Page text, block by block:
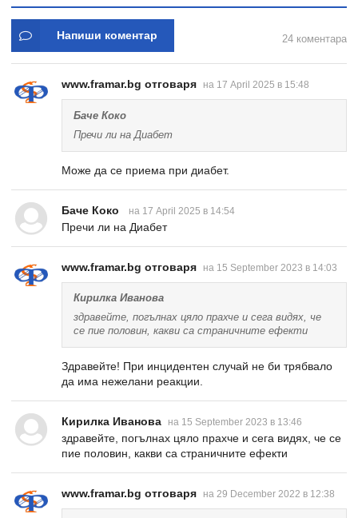
Напиши коментар 24 коментара
www.framar.bg отговаря на 17 April 2025 в 15:48
Баче Коко
Пречи ли на Диабет
Може да се приема при диабет.
Баче Коко на 17 April 2025 в 14:54
Пречи ли на Диабет
www.framar.bg отговаря на 15 September 2023 в 14:03
Кирилка Иванова
здравейте, погълнах цяло прахче и сега видях, че
се пие половин, какви са страничните ефекти
Здравейте! При инцидентен случай не би трябвало
да има нежелани реакции.
Кирилка Иванова на 15 September 2023 в 13:46
здравейте, погълнах цяло прахче и сега видях, че се
пие половин, какви са страничните ефекти
www.framar.bg отговаря на 29 December 2022 в 12:38